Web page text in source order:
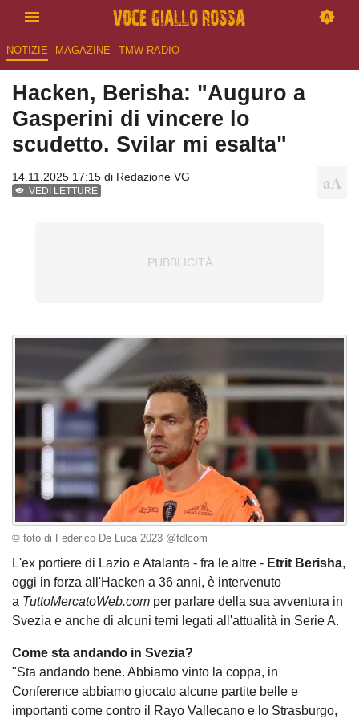
NOTIZIE MAGAZINE TMW RADIO
Hacken, Berisha: "Auguro a
Gasperini di vincere lo
scudetto. Svilar mi esalta"
14.11.2025 17:15 di Redazione VG
VEDI LETTURE
© foto di Federico De Luca 2023 @fdlcom
L'ex portiere di Lazio e Atalanta - fra le altre - Etrit Berisha,
oggi in forza all'Hacken a 36 anni, è intervenuto
a TuttoMercatoWeb.com per parlare della sua avventura in
Svezia e anche di alcuni temi legati all'attualità in Serie A.
Come sta andando in Svezia?
"Sta andando bene. Abbiamo vinto la coppa, in
Conference abbiamo giocato alcune partite belle e
importanti come contro il Rayo Vallecano e lo Strasburgo,